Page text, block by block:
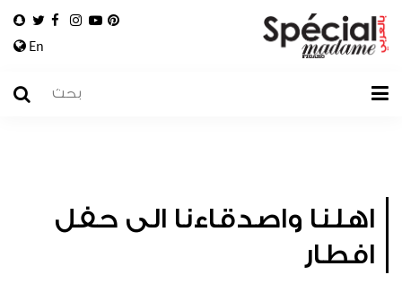
En
اهلنا واصدقاءنا الى حفل
افطار